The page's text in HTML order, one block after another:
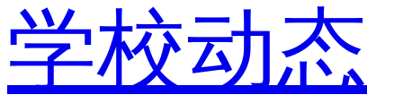
学校动态